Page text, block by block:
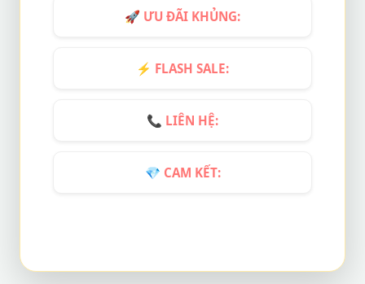
🚀 ƯU ĐÃI KHỦNG:
⚡ FLASH SALE:
📞 LIÊN HỆ:
💎 CAM KẾT: